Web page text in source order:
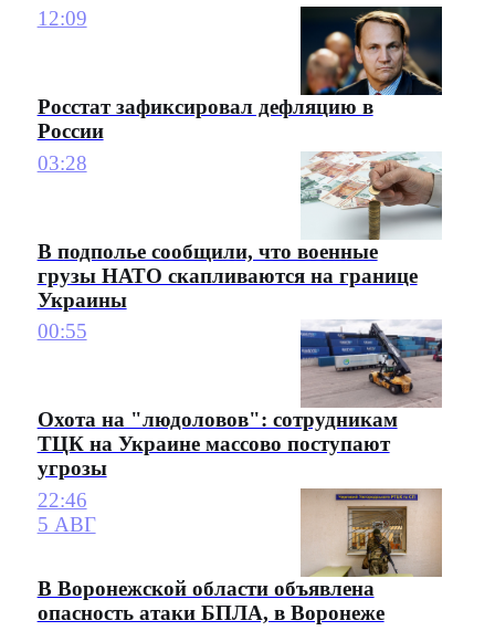
12:09
Росстат зафиксировал дефляцию в
России
03:28
В подполье сообщили, что военные
грузы НАТО скапливаются на границе
Украины
00:55
Охота на "людоловов": сотрудникам
ТЦК на Украине массово поступают
угрозы
22:46
5 АВГ
В Воронежской области объявлена
опасность атаки БПЛА, в Воронеже